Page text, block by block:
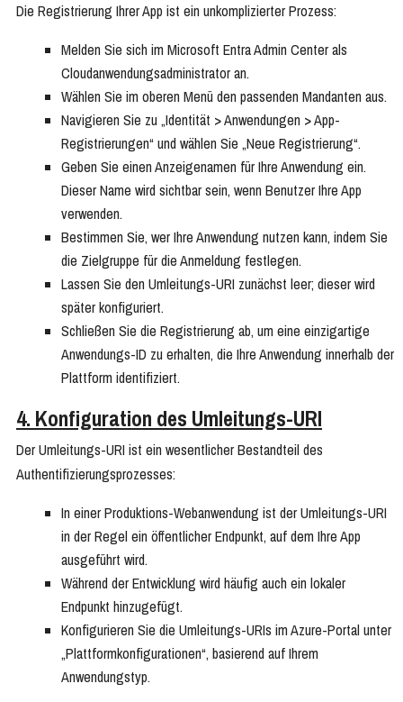
Die Registrierung Ihrer App ist ein unkomplizierter Prozess:
Melden Sie sich im Microsoft Entra Admin Center als
Cloudanwendungsadministrator an.
Wählen Sie im oberen Menü den passenden Mandanten aus.
Navigieren Sie zu „Identität > Anwendungen > App-
Registrierungen“ und wählen Sie „Neue Registrierung“.
Geben Sie einen Anzeigenamen für Ihre Anwendung ein.
Dieser Name wird sichtbar sein, wenn Benutzer Ihre App
verwenden.
Bestimmen Sie, wer Ihre Anwendung nutzen kann, indem Sie
die Zielgruppe für die Anmeldung festlegen.
Lassen Sie den Umleitungs-URI zunächst leer; dieser wird
später konfiguriert.
Schließen Sie die Registrierung ab, um eine einzigartige
Anwendungs-ID zu erhalten, die Ihre Anwendung innerhalb der
Plattform identifiziert.
4. Konfiguration des Umleitungs-URI
Der Umleitungs-URI ist ein wesentlicher Bestandteil des
Authentifizierungsprozesses:
In einer Produktions-Webanwendung ist der Umleitungs-URI
in der Regel ein öffentlicher Endpunkt, auf dem Ihre App
ausgeführt wird.
Während der Entwicklung wird häufig auch ein lokaler
Endpunkt hinzugefügt.
Konfigurieren Sie die Umleitungs-URIs im Azure-Portal unter
„Plattformkonfigurationen“, basierend auf Ihrem
Anwendungstyp.